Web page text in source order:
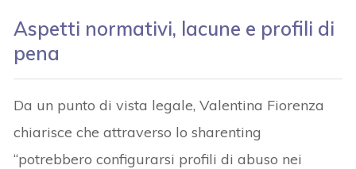
Aspetti normativi, lacune e profili di
pena
Da un punto di vista legale, Valentina Fiorenza
chiarisce che attraverso lo sharenting
“potrebbero configurarsi profili di abuso nei